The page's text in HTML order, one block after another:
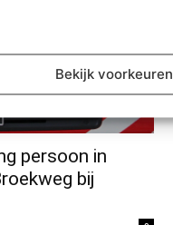
Bekijk voorkeuren
persoon in
bij